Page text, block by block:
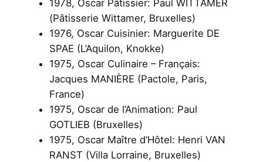
1978, Oscar Pâtissier: Paul WITTAMER
(Pâtisserie Wittamer, Bruxelles)
1976, Oscar Cuisinier: Marguerite DE
SPAE (L’Aquilon, Knokke)
1975, Oscar Culinaire – Français:
Jacques MANIÈRE (Pactole, Paris,
France)
1975, Oscar de l’Animation: Paul
GOTLIEB (Bruxelles)
1975, Oscar Maître d’Hôtel: Henri VAN
RANST (Villa Lorraine, Bruxelles)